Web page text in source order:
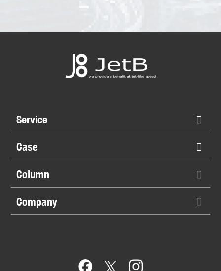
Service
Case
Column
Company